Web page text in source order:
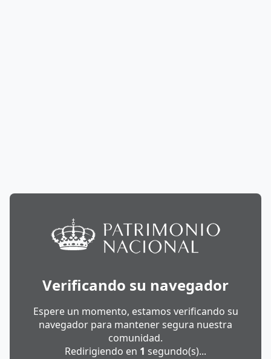
Verificando su navegador
Espere un momento, estamos verificando su
navegador para mantener segura nuestra
comunidad.
Redirigiendo en 1 segundo(s)...